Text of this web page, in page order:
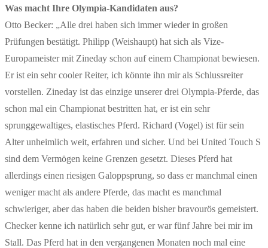
Was macht Ihre Olympia-Kandidaten aus?
Otto Becker: „Alle drei haben sich immer wieder in großen
Prüfungen bestätigt. Philipp (Weishaupt) hat sich als Vize-
Europameister mit Zineday schon auf einem Championat bewiesen.
Er ist ein sehr cooler Reiter, ich könnte ihn mir als Schlussreiter
vorstellen. Zineday ist das einzige unserer drei Olympia-Pferde, das
schon mal ein Championat bestritten hat, er ist ein sehr
sprunggewaltiges, elastisches Pferd. Richard (Vogel) ist für sein
Alter unheimlich weit, erfahren und sicher. Und bei United Touch S
sind dem Vermögen keine Grenzen gesetzt. Dieses Pferd hat
allerdings einen riesigen Galoppsprung, so dass er manchmal einen
weniger macht als andere Pferde, das macht es manchmal
schwieriger, aber das haben die beiden bisher bravourös gemeistert.
Checker kenne ich natürlich sehr gut, er war fünf Jahre bei mir im
Stall. Das Pferd hat in den vergangenen Monaten noch mal eine